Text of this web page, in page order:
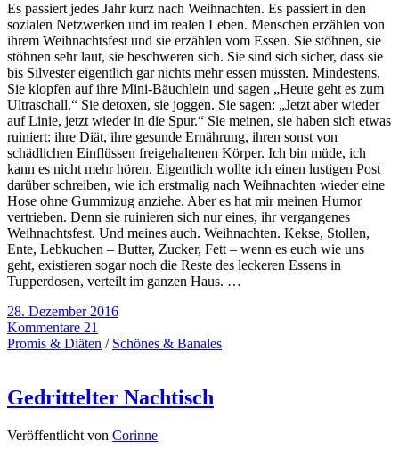
Es passiert jedes Jahr kurz nach Weihnachten. Es passiert in den
sozialen Netzwerken und im realen Leben. Menschen erzählen von
ihrem Weihnachtsfest und sie erzählen vom Essen. Sie stöhnen, sie
stöhnen sehr laut, sie beschweren sich. Sie sind sich sicher, dass sie
bis Silvester eigentlich gar nichts mehr essen müssten. Mindestens.
Sie klopfen auf ihre Mini-Bäuchlein und sagen „Heute geht es zum
Ultraschall.“ Sie detoxen, sie joggen. Sie sagen: „Jetzt aber wieder
auf Linie, jetzt wieder in die Spur.“ Sie meinen, sie haben sich etwas
ruiniert: ihre Diät, ihre gesunde Ernährung, ihren sonst von
schädlichen Einflüssen freigehaltenen Körper. Ich bin müde, ich
kann es nicht mehr hören. Eigentlich wollte ich einen lustigen Post
darüber schreiben, wie ich erstmalig nach Weihnachten wieder eine
Hose ohne Gummizug anziehe. Aber es hat mir meinen Humor
vertrieben. Denn sie ruinieren sich nur eines, ihr vergangenes
Weihnachtsfest. Und meines auch. Weihnachten. Kekse, Stollen,
Ente, Lebkuchen – Butter, Zucker, Fett – wenn es euch wie uns
geht, existieren sogar noch die Reste des leckeren Essens in
Tupperdosen, verteilt im ganzen Haus. …
28. Dezember 2016
Kommentare 21
Promis & Diäten / Schönes & Banales
Gedrittelter Nachtisch
Veröffentlicht von Corinne